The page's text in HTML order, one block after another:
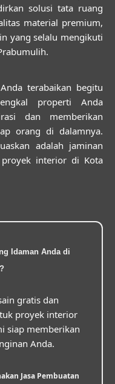
solusi tata ruang
material premium,
yang selalu mengikuti
terabaikan begitu
properti Anda
dan memberikan
orang di dalamnya.
adalah jaminan
interior di Kota
Idaman Anda di
gratis dan
proyek interior
siap memberikan
Anda.
Jasa Pembuatan